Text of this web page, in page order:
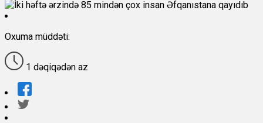
Oxuma müddəti:
1 dəqiqədən az